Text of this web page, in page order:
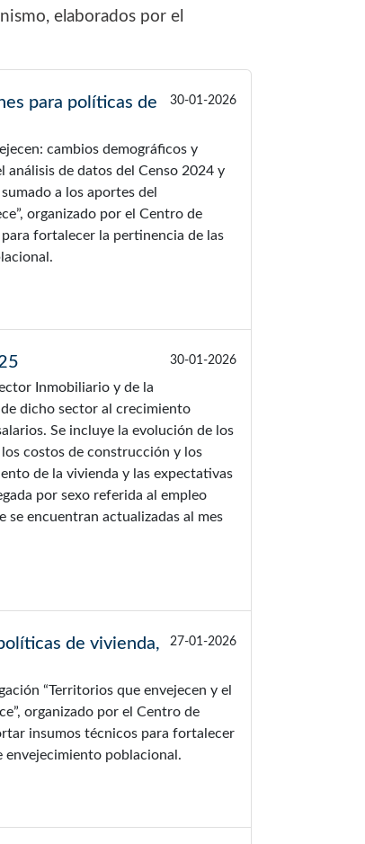
elaborados por el
para políticas de
30-01-2026
cambios demográficos y
análisis de datos del Censo 2024 y
a los aportes del
organizado por el Centro de
fortalecer la pertinencia de las
30-01-2026
Inmobiliario y de la
dicho sector al crecimiento
Se incluye la evolución de los
costos de construcción y los
de la vivienda y las expectativas
por sexo referida al empleo
encuentran actualizadas al mes
de vivienda,
27-01-2026
“Territorios que envejecen y el
organizado por el Centro de
insumos técnicos para fortalecer
envejecimiento poblacional.